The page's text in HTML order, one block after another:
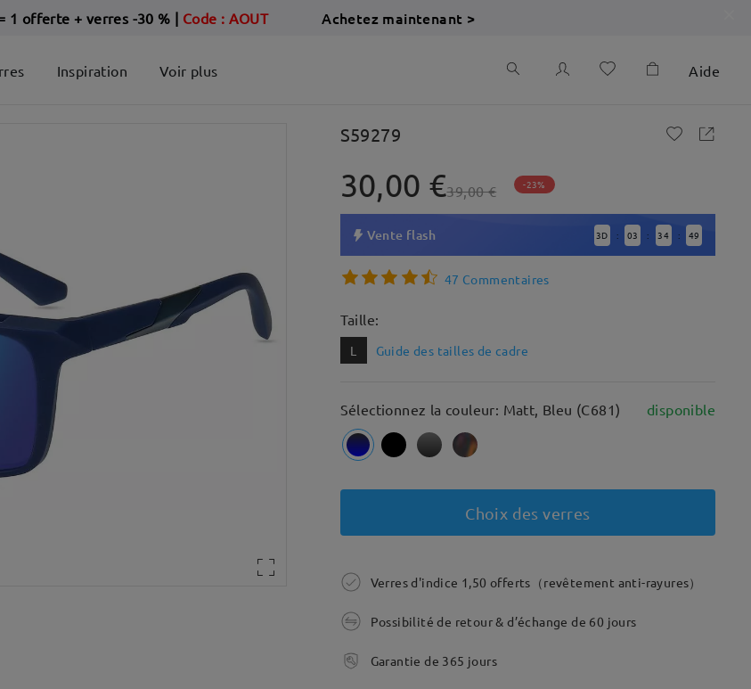
1 offerte + verres -30 % | Code : AOUT Achetez maintenant >
Inspiration Voir plus Aide
S59279
30,00 €39,00 € -23%
Vente flash 3D : 03 : 34 : 48
47 Commentaires
Taille:
L Guide des tailles de cadre
Sélectionnez la couleur: Matt, Bleu (C681) disponible
Choix des verres
Verres d'indice 1,50 offerts（revêtement anti-rayures）
Possibilité de retour & d’échange de 60 jours
Garantie de 365 jours